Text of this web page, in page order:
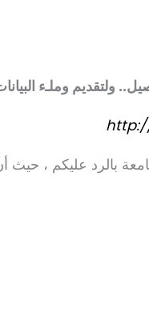
ولتقديم وملـء البيانات
بالرد عليكم ، حيث